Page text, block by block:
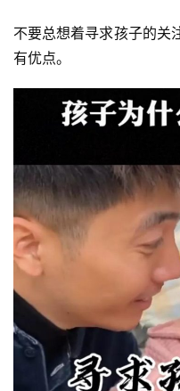
不要总想着寻求孩子的关
有优点。